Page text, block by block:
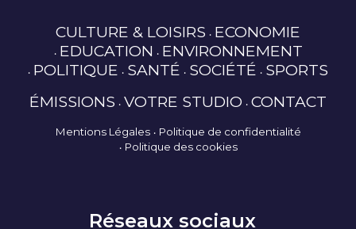
CULTURE & LOISIRS ECONOMIE
EDUCATION ENVIRONNEMENT
POLITIQUE SANTÉ SOCIÉTÉ SPORTS
ÉMISSIONS VOTRE STUDIO CONTACT
Mentions Légales
Politique de confidentialité
Politique des cookies
Réseaux sociaux